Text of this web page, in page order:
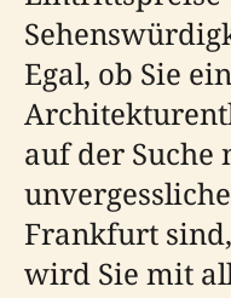
Egal, ob Sie
auf der Suche
Frankfurt
wird Sie mit